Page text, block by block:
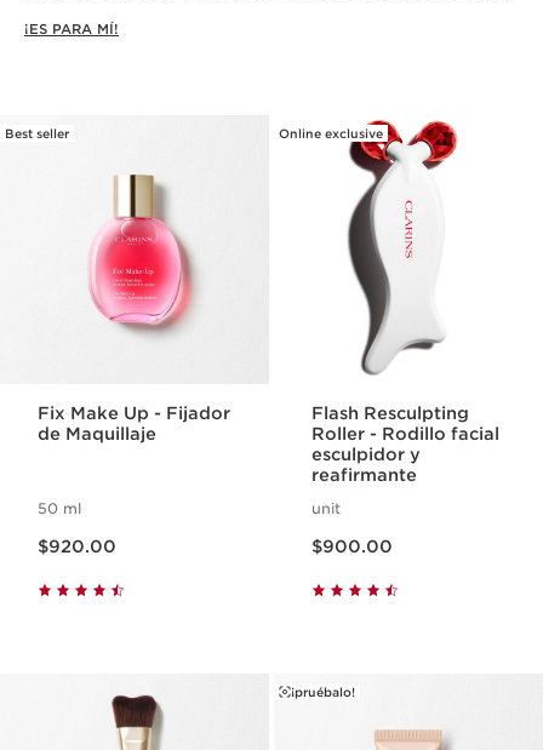
¡ES PARA MÍ!
Best seller
Fix Make Up - Fijador
de Maquillaje
50 ml
$920.00
Online exclusive
Flash Resculpting
Roller - Rodillo facial
esculpidor y
reafirmante
unit
$900.00
¡pruébalo!